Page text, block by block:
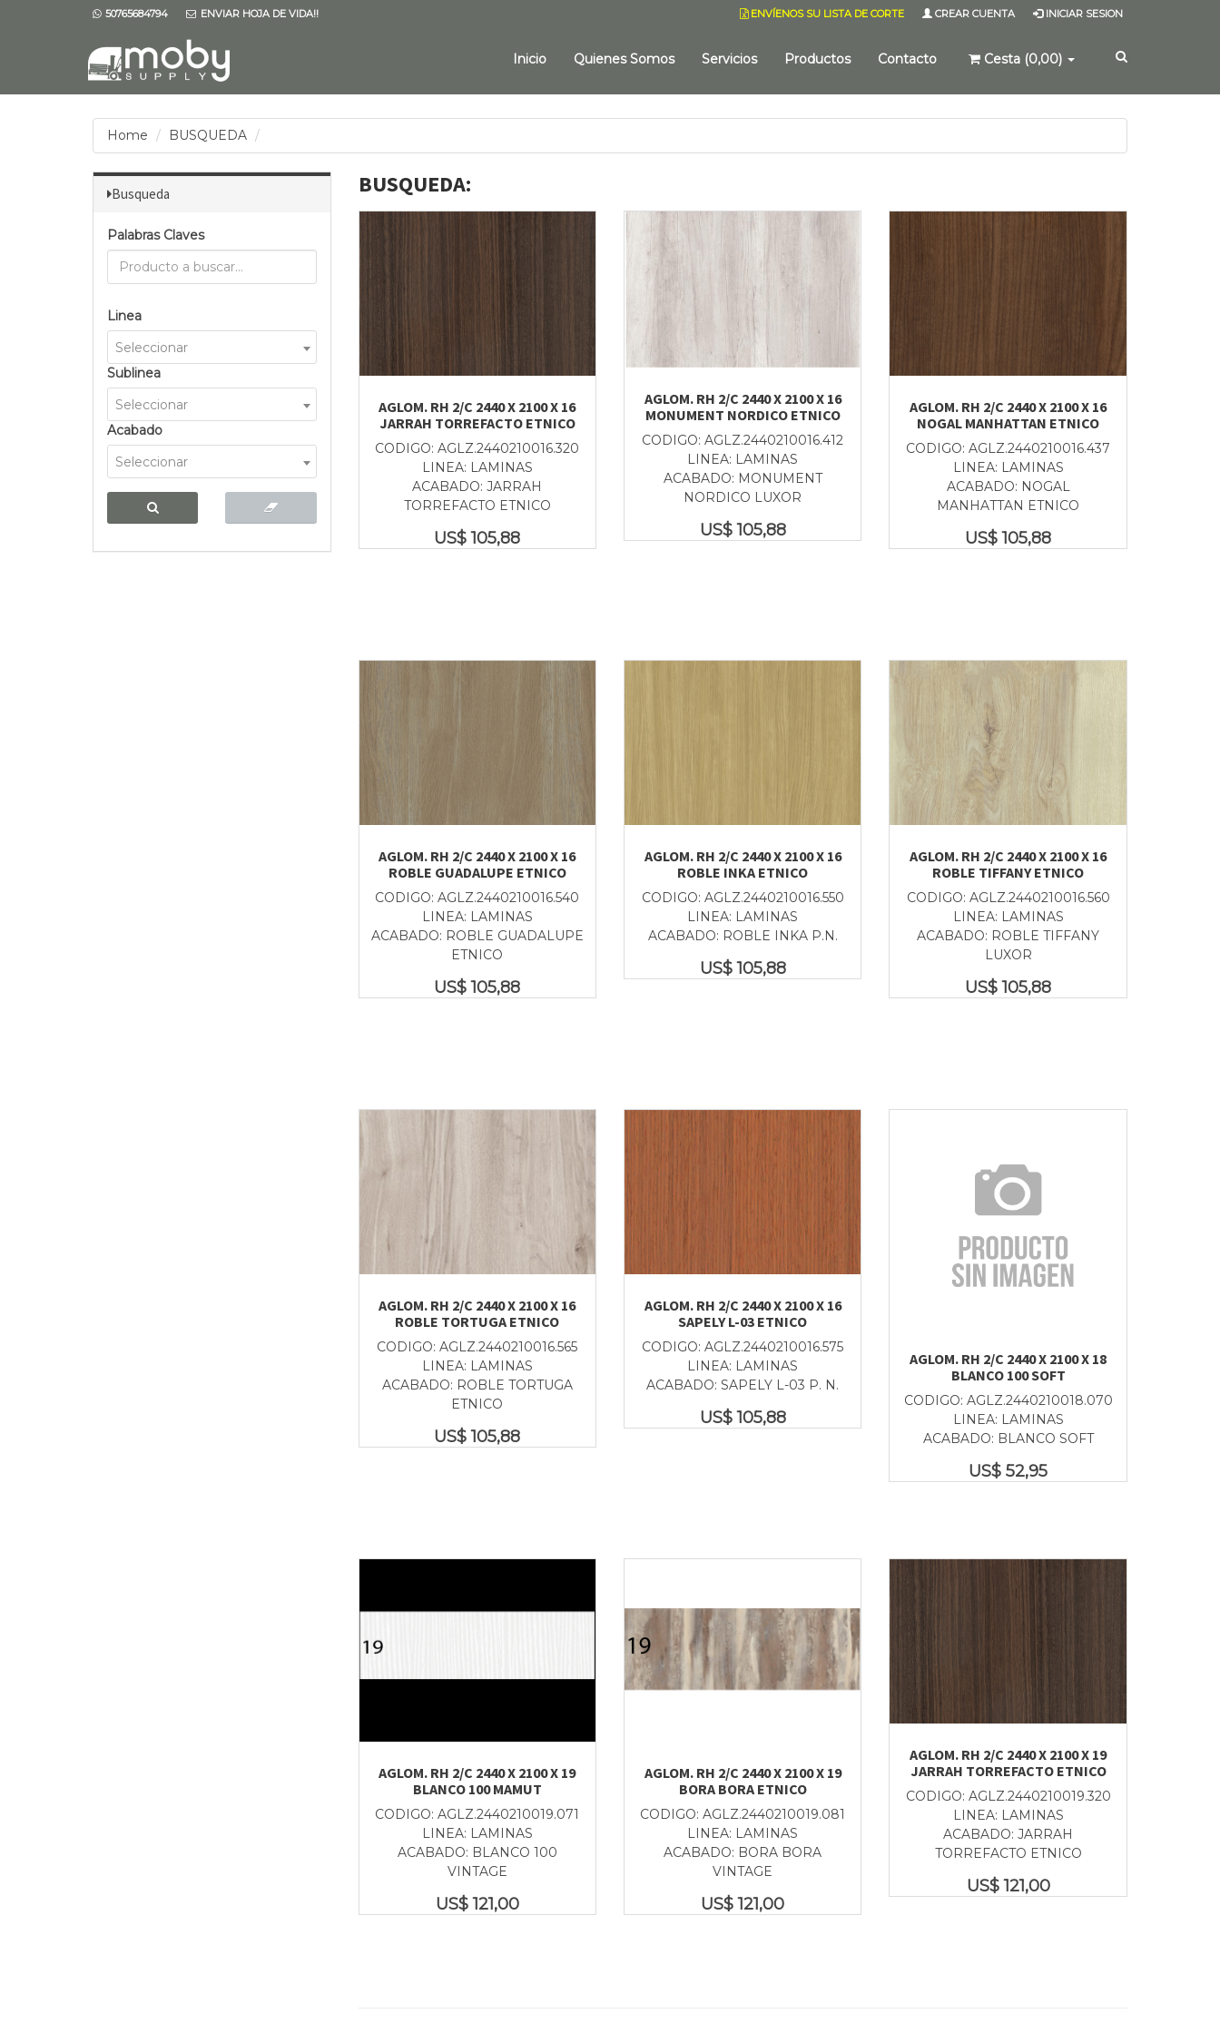
50765684794 ENVIAR HOJA DE VIDA!! ENVÍENOS SU LISTA DE CORTE CREAR CUENTA INICIAR SESION
Inicio Quienes Somos Servicios Productos Contacto Cesta (0,00)
Home BUSQUEDA
Busqueda
Palabras Claves
Linea
Seleccionar
Sublinea
Seleccionar
Acabado
Seleccionar
BUSQUEDA:
AGLOM. RH 2/C 2440 X 2100 X 16
JARRAH TORREFACTO ETNICO
CODIGO: AGLZ.2440210016.320
LINEA: LAMINAS
ACABADO: JARRAH
TORREFACTO ETNICO
US$105,88
AGLOM. RH 2/C 2440 X 2100 X 16
MONUMENT NORDICO ETNICO
CODIGO: AGLZ.2440210016.412
LINEA: LAMINAS
ACABADO: MONUMENT
NORDICO LUXOR
US$105,88
AGLOM. RH 2/C 2440 X 2100 X 16
NOGAL MANHATTAN ETNICO
CODIGO: AGLZ.2440210016.437
LINEA: LAMINAS
ACABADO: NOGAL
MANHATTAN ETNICO
US$105,88
AGLOM. RH 2/C 2440 X 2100 X 16
ROBLE GUADALUPE ETNICO
CODIGO: AGLZ.2440210016.540
LINEA: LAMINAS
ACABADO: ROBLE GUADALUPE
ETNICO
US$105,88
AGLOM. RH 2/C 2440 X 2100 X 16
ROBLE INKA ETNICO
CODIGO: AGLZ.2440210016.550
LINEA: LAMINAS
ACABADO: ROBLE INKA P.N.
US$105,88
AGLOM. RH 2/C 2440 X 2100 X 16
ROBLE TIFFANY ETNICO
CODIGO: AGLZ.2440210016.560
LINEA: LAMINAS
ACABADO: ROBLE TIFFANY
LUXOR
US$105,88
AGLOM. RH 2/C 2440 X 2100 X 16
ROBLE TORTUGA ETNICO
CODIGO: AGLZ.2440210016.565
LINEA: LAMINAS
ACABADO: ROBLE TORTUGA
ETNICO
US$105,88
AGLOM. RH 2/C 2440 X 2100 X 16
SAPELY L-03 ETNICO
CODIGO: AGLZ.2440210016.575
LINEA: LAMINAS
ACABADO: SAPELY L-03 P. N.
US$105,88
AGLOM. RH 2/C 2440 X 2100 X 18
BLANCO 100 SOFT
CODIGO: AGLZ.2440210018.070
LINEA: LAMINAS
ACABADO: BLANCO SOFT
US$52,95
AGLOM. RH 2/C 2440 X 2100 X 19
BLANCO 100 MAMUT
CODIGO: AGLZ.2440210019.071
LINEA: LAMINAS
ACABADO: BLANCO 100
VINTAGE
US$121,00
AGLOM. RH 2/C 2440 X 2100 X 19
BORA BORA ETNICO
CODIGO: AGLZ.2440210019.081
LINEA: LAMINAS
ACABADO: BORA BORA
VINTAGE
US$121,00
AGLOM. RH 2/C 2440 X 2100 X 19
JARRAH TORREFACTO ETNICO
CODIGO: AGLZ.2440210019.320
LINEA: LAMINAS
ACABADO: JARRAH
TORREFACTO ETNICO
US$121,00